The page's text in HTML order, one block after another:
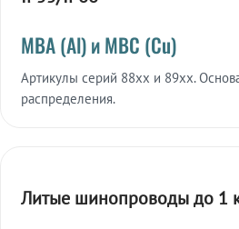
МВА (Al) и МВС (Cu)
Артикулы серий 88xx и 89xx.
распределения.
Литые шинопроводы до 1